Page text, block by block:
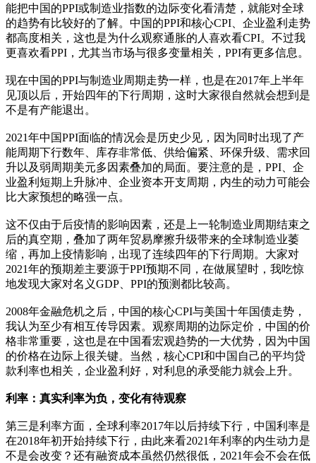
能把中国的PPI或制造业指数的边际变化看清楚，就能对全球
的趋势有比较好的了解。中国的PPI和核心CPI、企业盈利走势
都高度相关，这也是为什么观察通胀的人喜欢看CPI。不过我
更喜欢看PPI，尤其当市场与很多变量相关，PPI有更多信息。
现在中国的PPI与制造业周期走势一样，也是在2017年上半年
见顶以后，开始四年的下行周期，这时大家很自然就会想到是
不是有产能退出。
2021年中国PPI面临的情况会是历史少见，因为同时出现了产
能周期下行数年、库存非常低、供给偏紧、环保升级、需求回
升以及弱周期美元多因素叠加的局面。要注意的是，PPI、企
业盈利短期上升脉冲、企业资本开支周期，内生的动力可能会
比大家预想的略强一点。
这不仅由于后疫情的影响因素，还是上一轮制造业周期结束之
后的真空期，叠加了两年贸易摩擦升级带来的全球制造业萎
缩，再加上疫情影响，出现了连续四年的下行周期。大家对
2021年的预期差主要源于PPI预期不同，在做展望时，我吃惊
地发现大家对名义GDP、PPI的预测都比较高。
2008年金融危机之后，中国的核心CPI与美国十年国债走势，
我认为至少有相互传导因素。观察周期的边际定价，中国的价
格非常重要，这也是在中国看宏观趋势的一大优势，因为中国
的价格在边际上很关键。当然，核心CPI和中国自己的平均贷
款利率也相关，企业盈利好，对利息的承受能力就会上升。
利率：真实利率为负，变化有待观察
第三是利率方面，全球利率2017年以后持续下行，中国利率是
在2018年初开始持续下行，由此来看2021年利率的内生动力是
不是会改变？还有融资成本虽然仍然很低，2021年会不会在低